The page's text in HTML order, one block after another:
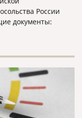
России
документы: